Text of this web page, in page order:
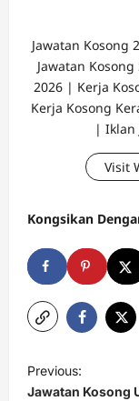
Jawatan Kosong
Jawatan
2026 | Kerja
Kerja Kosong
| Iklan
Visit
Kongsikan
P
o
Previous:
Jawatan Kosong